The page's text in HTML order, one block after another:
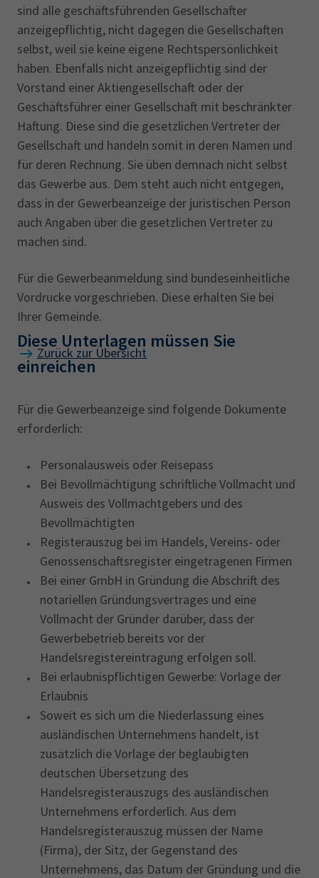
4. DerAbschluss sowie die Vermittlung von
Rückkaufgeschäften(§ 34 Absatz 4 GewO)
und die für den Darlehensnehmer entgeltliche
Vermittlung von Darlehensgeschäften. Das
Verbot findet keine Anwendung auf
Tätigkeiten in einem nicht ortsfesten
Geschäftsraum eines Kreditinstituts oder
eines Unternehmens im Sinne des § 53b
Absatz 1 Satz 1 oder Absatz 7 des
Kreditwesengesetzes (KWG), wenn in diesem
Geschäftsraum ausschließlich bankübliche
Geschäfte betrieben werden, zu denen diese
befugt sind.
sind alle geschäftsführenden Gesellschafter
anzeigepflichtig, nicht dagegen die Gesellschaften
selbst, weil sie keine eigene Rechtspersönlichkeit
haben. Ebenfalls nicht anzeigepflichtig sind der
Vorstand einer Aktiengesellschaft oder der
Geschäftsführer einer Gesellschaft mit beschränkter
Haftung. Diese sind die gesetzlichen Vertreter der
Gesellschaft und handeln somit in deren Namen und
für deren Rechnung. Sie üben demnach nicht selbst
das Gewerbe aus. Dem steht auch nicht entgegen,
dass in der Gewerbeanzeige der juristischen Person
auch Angaben über die gesetzlichen Vertreter zu
machen sind.
Für die Gewerbeanmeldung sind bundeseinheitliche
Vordrucke vorgeschrieben. Diese erhalten Sie bei
Ihrer Gemeinde.
Zurück zur Übersicht
Diese Unterlagen müssen Sie
einreichen
Für die Gewerbeanzeige sind folgende Dokumente
erforderlich:
Personalausweis oder Reisepass
Bei Bevollmächtigung schriftliche Vollmacht und
Ausweis des Vollmachtgebers und des
Bevollmächtigten
Registerauszug bei im Handels, Vereins- oder
Genossenschaftsregister eingetragenen Firmen
Bei einer GmbH in Gründung die Abschrift des
notariellen Gründungsvertrages und eine
Vollmacht der Gründer darüber, dass der
Gewerbebetrieb bereits vor der
Handelsregistereintragung erfolgen soll.
Bei erlaubnispflichtigen Gewerbe: Vorlage der
Erlaubnis
Soweit es sich um die Niederlassung eines
ausländischen Unternehmens handelt, ist
zusätzlich die Vorlage der beglaubigten
deutschen Übersetzung des
Handelsregisterauszugs des ausländischen
Unternehmens erforderlich. Aus dem
Handelsregisterauszug müssen der Name
(Firma), der Sitz, der Gegenstand des
Unternehmens, das Datum der Gründung und die